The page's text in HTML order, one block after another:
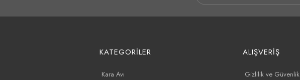
KATEGORİLER
Kara Avı
ALIŞVERİŞ
Gizlilik ve Güvenlik